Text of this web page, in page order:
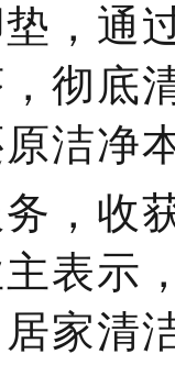
，通
彻底
洁净
，收
表示
家清